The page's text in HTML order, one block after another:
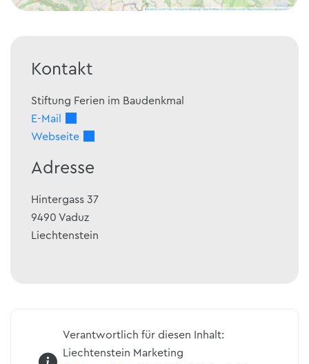
Kontakt
Stiftung Ferien im Baudenkmal
E-Mail
Webseite
Adresse
Hintergass 37
9490 Vaduz
Liechtenstein
Verantwortlich für diesen Inhalt:
Liechtenstein Marketing